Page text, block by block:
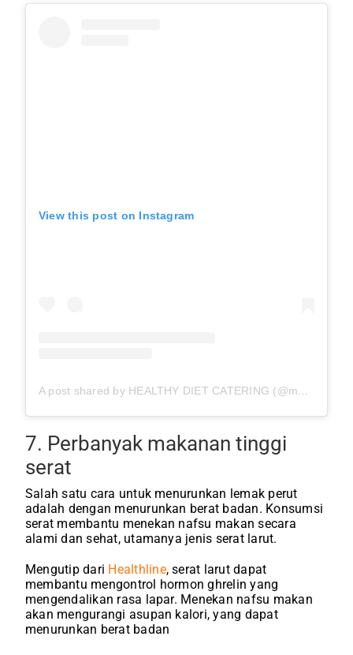
View this post on Instagram
A post shared by HEALTHY DIET CATERING (@mymealcatering)
7. Perbanyak makanan tinggi
serat
Salah satu cara untuk menurunkan lemak perut
adalah dengan menurunkan berat badan. Konsumsi
serat membantu menekan nafsu makan secara
alami dan sehat, utamanya jenis serat larut.
Mengutip dari Healthline, serat larut dapat
membantu mengontrol hormon ghrelin yang
mengendalikan rasa lapar. Menekan nafsu makan
akan mengurangi asupan kalori, yang dapat
menurunkan berat badan